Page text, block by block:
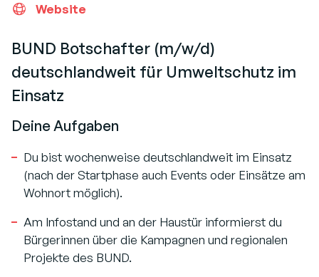
Website
BUND Botschafter (m/w/d)
deutschlandweit für Umweltschutz im
Einsatz
Deine Aufgaben
Du bist wochenweise deutschlandweit im Einsatz
(nach der Startphase auch Events oder Einsätze am
Wohnort möglich).
Am Infostand und an der Haustür informierst du
Bürgerinnen über die Kampagnen und regionalen
Projekte des BUND.